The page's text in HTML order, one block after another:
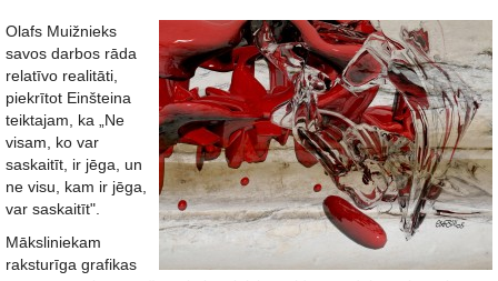
Olafs Muižnieks
savos darbos rāda
relatīvo realitāti,
piekrītot Einšteina
teiktajam, ka „Ne
visam, ko var
saskaitīt, ir jēga, un
ne visu, kam ir jēga,
var saskaitīt".
Māksliniekam
raksturīga grafikas